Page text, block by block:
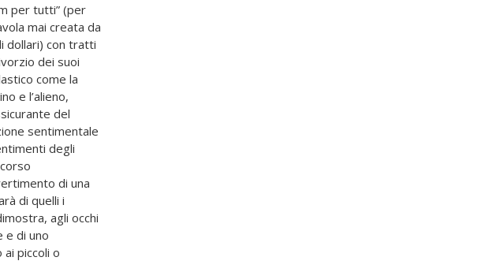
per tutti” (per
mai creata da
dollari) con tratti
dei suoi
come la
e l’alieno,
del
sentimentale
degli
di una
di quelli i
agli occhi
e di uno
piccoli o